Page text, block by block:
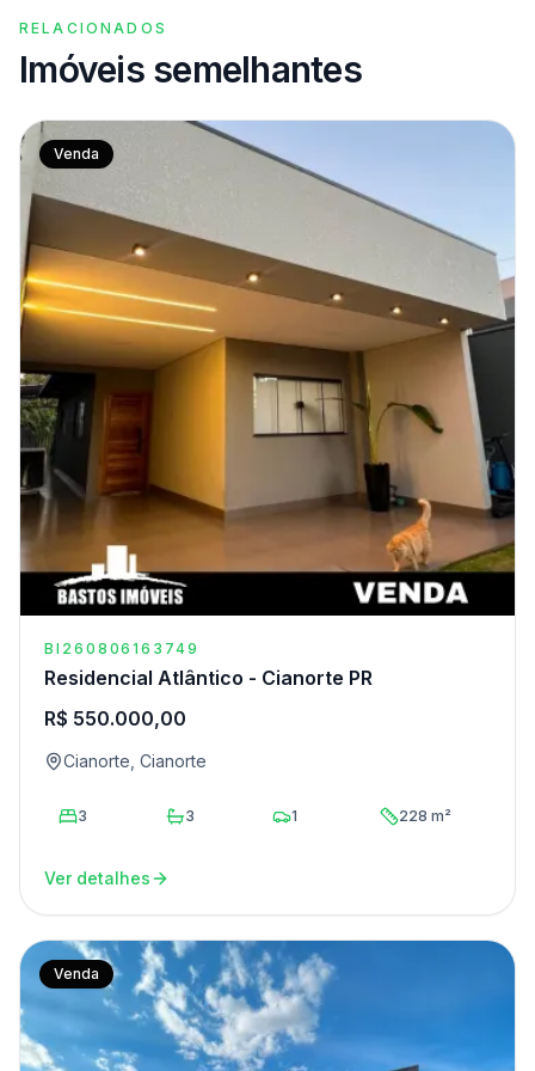
RELACIONADOS
Imóveis semelhantes
Venda
BI260806163749
Residencial Atlântico - Cianorte PR
R$ 550.000,00
Cianorte, Cianorte
3 3 1 228 m²
Ver detalhes
Venda